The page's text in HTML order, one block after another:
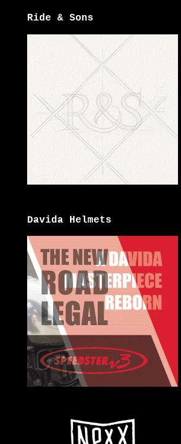
Ride & Sons
Davida Helmets